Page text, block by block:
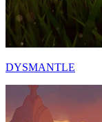
DYSMANTLE